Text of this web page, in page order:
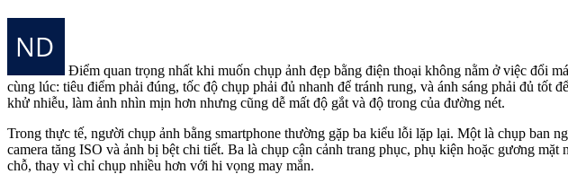
Điểm quan trọng nhất khi muốn chụp ảnh đẹp bằng điện thoại không nằm ở việc đổi
cùng lúc: tiêu điểm phải đúng, tốc độ chụp phải đủ nhanh để tránh rung, và ánh sáng phải đủ tốt
khử nhiễu, làm ảnh nhìn mịn hơn nhưng cũng dễ mất độ gắt và độ trong của đường nét.
Trong thực tế, người chụp ảnh bằng smartphone thường gặp ba kiểu lỗi lặp lại. Một là chụp ban
camera tăng ISO và ảnh bị bệt chi tiết. Ba là chụp cận cảnh trang phục, phụ kiện hoặc gương
chỗ, thay vì chỉ chụp nhiều hơn với hi vọng may mắn.